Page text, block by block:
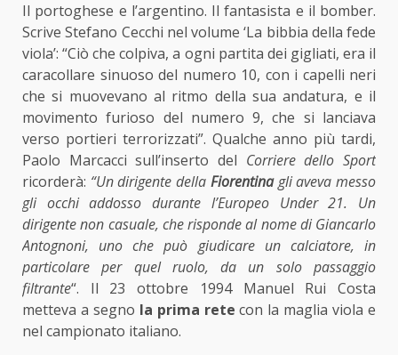
Il portoghese e l’argentino. Il fantasista e il bomber.
Scrive Stefano Cecchi nel volume ‘La bibbia della fede
viola’: “Ciò che colpiva, a ogni partita dei gigliati, era il
caracollare sinuoso del numero 10, con i capelli neri
che si muovevano al ritmo della sua andatura, e il
movimento furioso del numero 9, che si lanciava
verso portieri terrorizzati”. Qualche anno più tardi,
Paolo Marcacci sull’inserto del Corriere dello Sport
ricorderà: “Un dirigente della Fiorentinagli aveva messo
gli occhi addosso durante l’Europeo Under 21. Un
dirigente non casuale, che risponde al nome di Giancarlo
Antognoni, uno che può giudicare un calciatore, in
particolare per quel ruolo, da un solo passaggio
filtrante“. Il 23 ottobre 1994 Manuel Rui Costa
metteva a segno la prima rete con la maglia viola e
nel campionato italiano.